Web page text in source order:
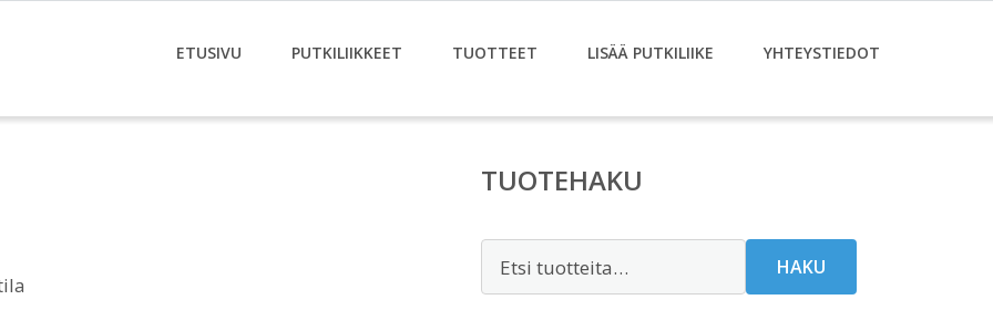
ETUSIVU PUTKILIIKKEET TUOTTEET LISÄÄ PUTKILIIKE YHTEYSTIEDOT
TUOTEHAKU
HAKU